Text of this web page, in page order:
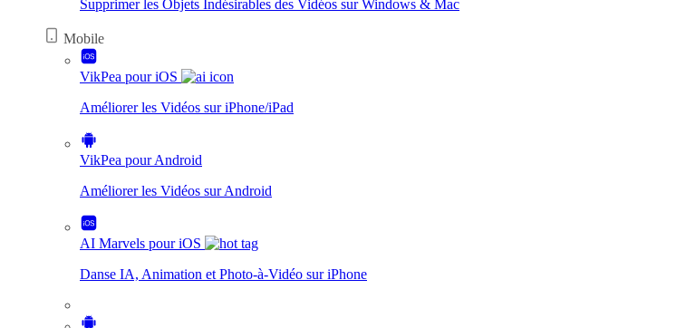
Supprimer les Objets Indésirables des Vidéos sur Windows & Mac
Mobile
VikPea pour iOS
Améliorer les Vidéos sur iPhone/iPad
VikPea pour Android
Améliorer les Vidéos sur Android
AI Marvels pour iOS
Danse IA, Animation et Photo-à-Vidéo sur iPhone